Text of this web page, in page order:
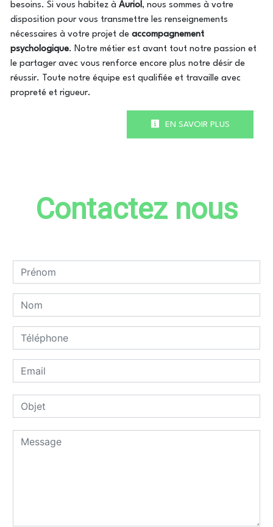
besoins. Si vous habitez à Auriol, nous sommes à votre
disposition pour vous transmettre les renseignements
nécessaires à votre projet de accompagnement
psychologique. Notre métier est avant tout notre passion et
le partager avec vous renforce encore plus notre désir de
réussir. Toute notre équipe est qualifiée et travaille avec
propreté et rigueur.
EN SAVOIR PLUS
Contactez nous